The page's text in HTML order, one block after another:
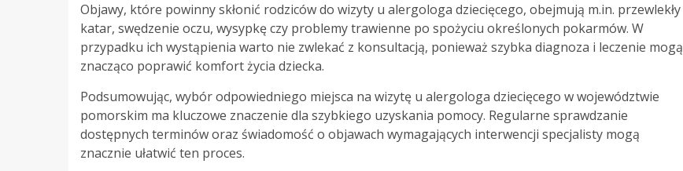
Objawy, które powinny skłonić rodziców do wizyty u alergologa dziecięcego, obejmują m.in. przewlekły
katar, swędzenie oczu, wysypkę czy problemy trawienne po spożyciu określonych pokarmów. W
przypadku ich wystąpienia warto nie zwlekać z konsultacją, ponieważ szybka diagnoza i leczenie mogą
znacząco poprawić komfort życia dziecka.
Podsumowując, wybór odpowiedniego miejsca na wizytę u alergologa dziecięcego w województwie
pomorskim ma kluczowe znaczenie dla szybkiego uzyskania pomocy. Regularne sprawdzanie
dostępnych terminów oraz świadomość o objawach wymagających interwencji specjalisty mogą
znacznie ułatwić ten proces.